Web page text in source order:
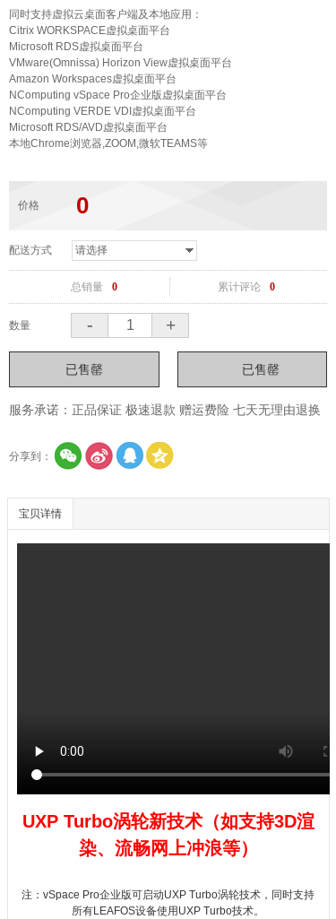
同时支持虚拟云桌面客户端及本地应用：
Citrix WORKSPACE虚拟桌面平台
Microsoft RDS虚拟桌面平台
VMware(Omnissa) Horizon View虚拟桌面平台
Amazon Workspaces虚拟桌面平台
NComputing vSpace Pro企业版虚拟桌面平台
NComputing VERDE VDI虚拟桌面平台
Microsoft RDS/AVD虚拟桌面平台
本地Chrome浏览器,ZOOM,微软TEAMS等
价格 0
配送方式
总销量 0 累计评论 0
数量 - +
服务承诺：正品保证 极速退款 赠运费险 七天无理由退换
分享到：
宝贝详情
UXP Turbo涡轮新技术（如支持3D渲
染、流畅网上冲浪等）
注： vSpace Pro企业版可启动UXP Turbo涡轮技术，同时支持
所有LEAFOS设备使用UXP Turbo技术。